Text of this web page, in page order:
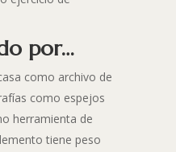
por…
como archivo de
como espejos
herramienta de
tiene peso